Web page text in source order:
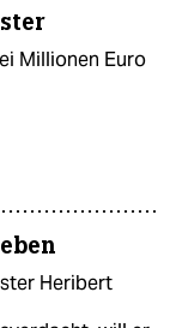
Millionen Euro
Heribert